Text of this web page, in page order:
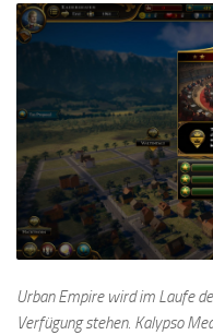
Urban Empire wird im Laufe
Verfügung stehen. Kalypso